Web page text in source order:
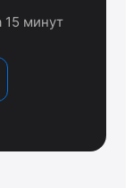
15 минут